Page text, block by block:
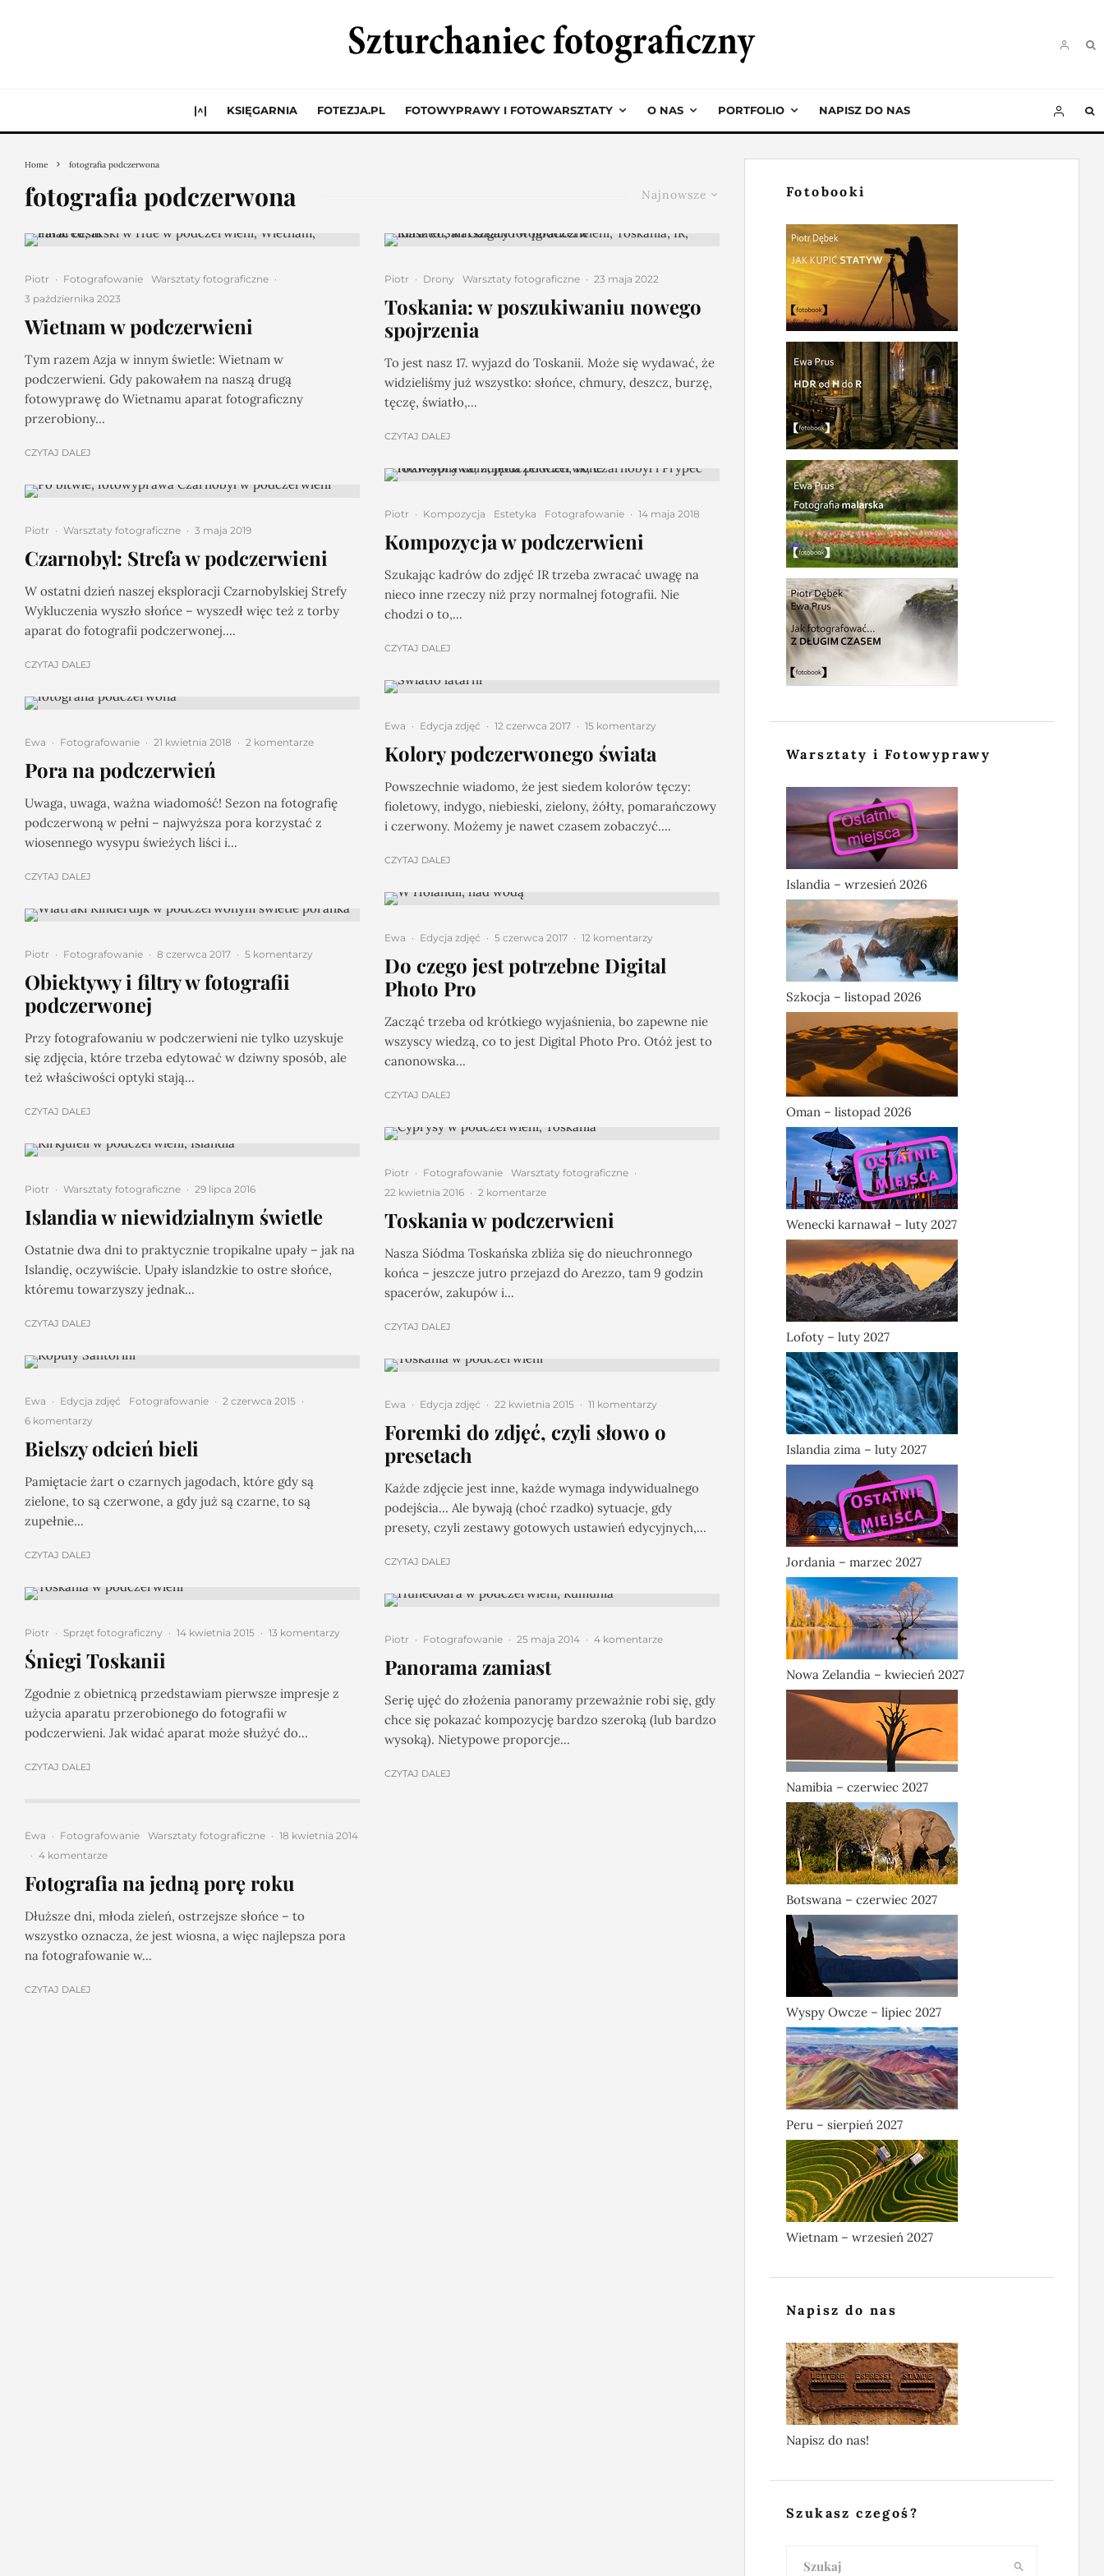
|^| KSIĘGARNIA FOTEZJA.PL FOTOWYPRAWY I FOTOWARSZTATY O NAS PORTFOLIO NAPISZ DO NAS
Home fotografia podczerwona
Najnowsze
fotografia podczerwona
Piotr · Fotografowanie Warsztaty fotograficzne ·
3 października 2023
Wietnam w podczerwieni
Tym razem Azja w innym świetle: Wietnam w
podczerwieni. Gdy pakowałem na naszą drugą
fotowyprawę do Wietnamu aparat fotograficzny
przerobiony...
CZYTAJ DALEJ
Piotr · Warsztaty fotograficzne · 3 maja 2019
Czarnobyl: Strefa w podczerwieni
W ostatni dzień naszej eksploracji Czarnobylskiej Strefy
Wykluczenia wyszło słońce – wyszedł więc też z torby
aparat do fotografii podczerwonej....
CZYTAJ DALEJ
Ewa · Fotografowanie · 21 kwietnia 2018 · 2 komentarze
Pora na podczerwień
Uwaga, uwaga, ważna wiadomość! Sezon na fotografię
podczerwoną w pełni – najwyższa pora korzystać z
wiosennego wysypu świeżych liści i...
CZYTAJ DALEJ
Piotr · Fotografowanie · 8 czerwca 2017 · 5 komentarzy
Obiektywy i filtry w fotografii
podczerwonej
Przy fotografowaniu w podczerwieni nie tylko uzyskuje
się zdjęcia, które trzeba edytować w dziwny sposób, ale
też właściwości optyki stają...
CZYTAJ DALEJ
Piotr · Warsztaty fotograficzne · 29 lipca 2016
Islandia w niewidzialnym świetle
Ostatnie dwa dni to praktycznie tropikalne upały – jak na
Islandię, oczywiście. Upały islandzkie to ostre słońce,
któremu towarzyszy jednak...
CZYTAJ DALEJ
Ewa · Edycja zdjęć Fotografowanie · 2 czerwca 2015 ·
6 komentarzy
Bielszy odcień bieli
Pamiętacie żart o czarnych jagodach, które gdy są
zielone, to są czerwone, a gdy już są czarne, to są
zupełnie...
CZYTAJ DALEJ
Piotr · Sprzęt fotograficzny · 14 kwietnia 2015 · 13 komentarzy
Śniegi Toskanii
Zgodnie z obietnicą przedstawiam pierwsze impresje z
użycia aparatu przerobionego do fotografii w
podczerwieni. Jak widać aparat może służyć do...
CZYTAJ DALEJ
Ewa · Fotografowanie Warsztaty fotograficzne · 18 kwietnia 2014
· 4 komentarze
Fotografia na jedną porę roku
Dłuższe dni, młoda zieleń, ostrzejsze słońce – to
wszystko oznacza, że jest wiosna, a więc najlepsza pora
na fotografowanie w...
CZYTAJ DALEJ
Piotr · Drony Warsztaty fotograficzne · 23 maja 2022
Toskania: w poszukiwaniu nowego
spojrzenia
To jest nasz 17. wyjazd do Toskanii. Może się wydawać, że
widzieliśmy już wszystko: słońce, chmury, deszcz, burzę,
tęczę, światło,...
CZYTAJ DALEJ
Piotr · Kompozycja Estetyka Fotografowanie · 14 maja 2018
Kompozycja w podczerwieni
Szukając kadrów do zdjęć IR trzeba zwracać uwagę na
nieco inne rzeczy niż przy normalnej fotografii. Nie
chodzi o to,...
CZYTAJ DALEJ
Ewa · Edycja zdjęć · 12 czerwca 2017 · 15 komentarzy
Kolory podczerwonego świata
Powszechnie wiadomo, że jest siedem kolorów tęczy:
fioletowy, indygo, niebieski, zielony, żółty, pomarańczowy
i czerwony. Możemy je nawet czasem zobaczyć....
CZYTAJ DALEJ
Ewa · Edycja zdjęć · 5 czerwca 2017 · 12 komentarzy
Do czego jest potrzebne Digital
Photo Pro
Zacząć trzeba od krótkiego wyjaśnienia, bo zapewne nie
wszyscy wiedzą, co to jest Digital Photo Pro. Otóż jest to
canonowska...
CZYTAJ DALEJ
Piotr · Fotografowanie Warsztaty fotograficzne ·
22 kwietnia 2016 · 2 komentarze
Toskania w podczerwieni
Nasza Siódma Toskańska zbliża się do nieuchronnego
końca – jeszcze jutro przejazd do Arezzo, tam 9 godzin
spacerów, zakupów i...
CZYTAJ DALEJ
Ewa · Edycja zdjęć · 22 kwietnia 2015 · 11 komentarzy
Foremki do zdjęć, czyli słowo o
presetach
Każde zdjęcie jest inne, każde wymaga indywidualnego
podejścia… Ale bywają (choć rzadko) sytuacje, gdy
presety, czyli zestawy gotowych ustawień edycyjnych,...
CZYTAJ DALEJ
Piotr · Fotografowanie · 25 maja 2014 · 4 komentarze
Panorama zamiast
Serię ujęć do złożenia panoramy przeważnie robi się, gdy
chce się pokazać kompozycję bardzo szeroką (lub bardzo
wysoką). Nietypowe proporcje...
CZYTAJ DALEJ
Fotobooki
Warsztaty i Fotowyprawy
Islandia – wrzesień 2026
Szkocja – listopad 2026
Oman – listopad 2026
Wenecki karnawał – luty 2027
Lofoty – luty 2027
Islandia zima – luty 2027
Jordania – marzec 2027
Nowa Zelandia – kwiecień 2027
Namibia – czerwiec 2027
Botswana – czerwiec 2027
Wyspy Owcze – lipiec 2027
Peru – sierpień 2027
Wietnam – wrzesień 2027
Napisz do nas
Napisz do nas!
Szukasz czegoś?